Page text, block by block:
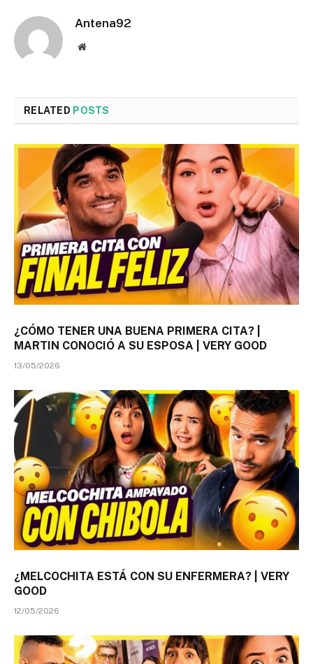
Antena92
Website
RELATED POSTS
¿CÓMO TENER UNA BUENA PRIMERA CITA? |
MARTIN CONOCIÓ A SU ESPOSA | VERY GOOD
13/05/2026
¿MELCOCHITA ESTÁ CON SU ENFERMERA? | VERY
GOOD
12/05/2026